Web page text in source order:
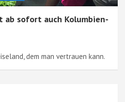
ab sofort auch Kolumbien-
dem man vertrauen kann.